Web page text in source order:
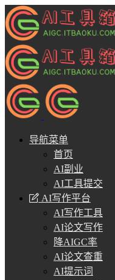
导航菜单
首页
AI副业
AI工具提交
AI写作平台
AI写作工具
AI论文写作
降AIGC率
AI论文查重
AI提示词